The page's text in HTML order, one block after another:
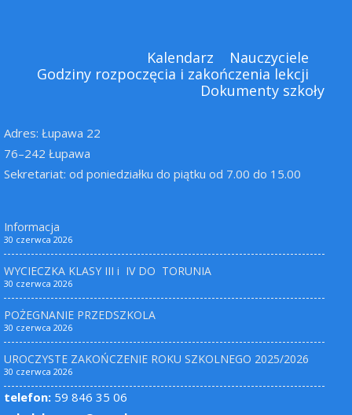
Kalendarz
Nauczyciele
Godziny rozpoczęcia i zakończenia lekcji
Dokumenty szkoły
Adres: Łupawa 22
76–242 Łupawa
Sekretariat: od poniedziałku do piątku od 7.00 do 15.00
Informacja
30 czerwca 2026
WYCIECZKA KLASY III i IV DO TORUNIA
30 czerwca 2026
POŻEGNANIE PRZEDSZKOLA
30 czerwca 2026
UROCZYSTE ZAKOŃCZENIE ROKU SZKOLNEGO 2025/2026
30 czerwca 2026
telefon: 59 846 35 06